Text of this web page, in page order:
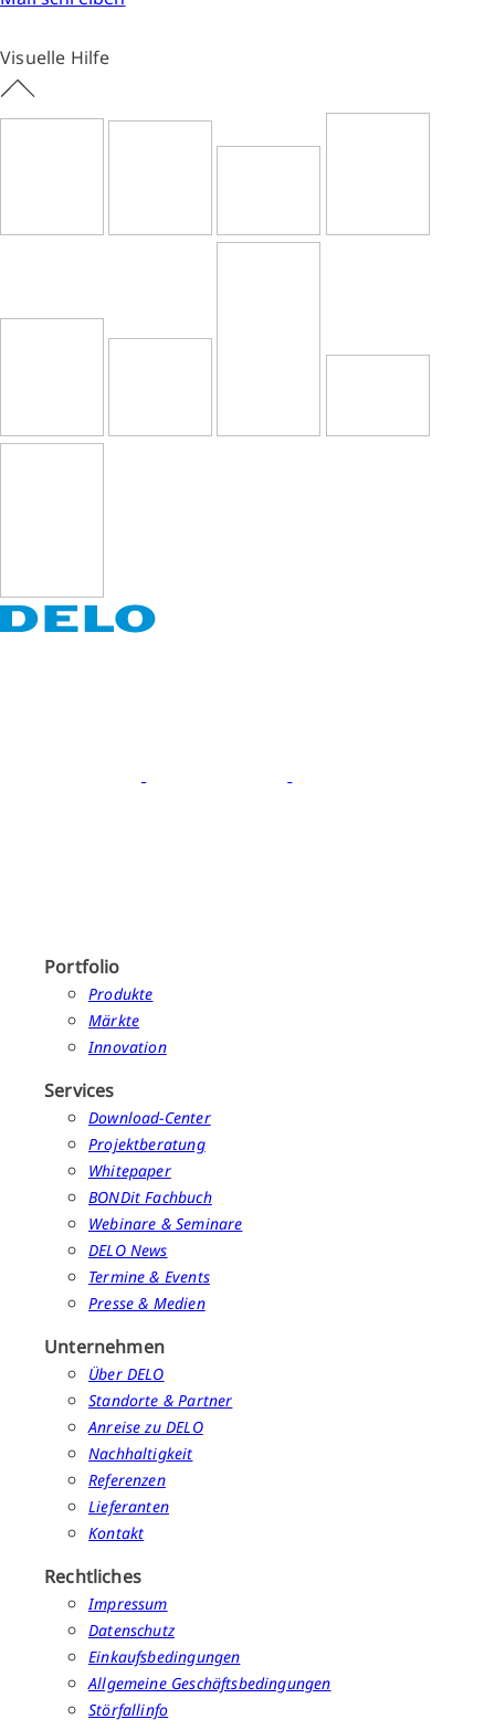
Visuelle Hilfe
Portfolio
Produkte
Märkte
Innovation
Services
Download-Center
Projektberatung
Whitepaper
BONDit Fachbuch
Webinare & Seminare
DELO News
Termine & Events
Presse & Medien
Unternehmen
Über DELO
Standorte & Partner
Anreise zu DELO
Nachhaltigkeit
Referenzen
Lieferanten
Kontakt
Rechtliches
Impressum
Datenschutz
Einkaufsbedingungen
Allgemeine Geschäftsbedingungen
Störfallinfo